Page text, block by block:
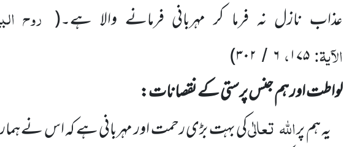
عذاب نازل نہ فرما کر مہربانی فرمانے والا ہے۔( روح
الآیۃ:۱۷۵، ۶ / ۳۰۲)
لواطت اور ہم جنس پرستی کے نقصانات:
یہ ہم پراللہتعالٰیکی بہت بڑی رحمت اور مہربانی ہے کہ اس نے